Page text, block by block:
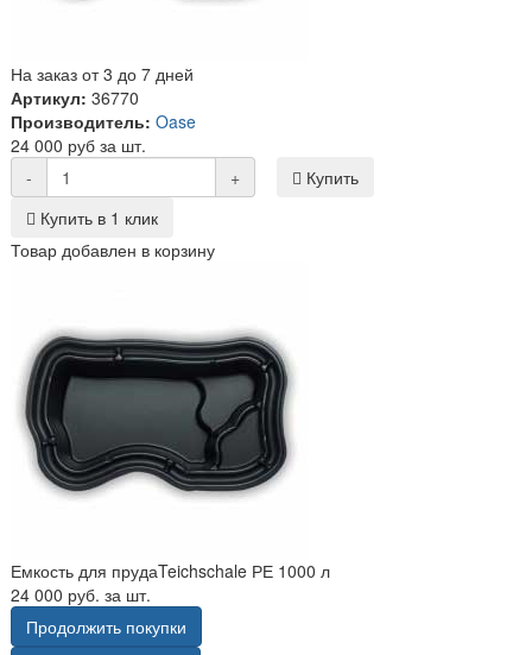
На заказ от 3 до 7 дней
Артикул: 36770
Производитель: Oase
24 000 руб за шт.
-
+
Купить
Купить в 1 клик
Товар добавлен в корзину
Емкость для прудаTeichschale РЕ 1000 л
24 000 руб. за шт.
Продолжить покупки